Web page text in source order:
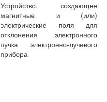
Устройство, создающее
магнитные и (или)
электрические поля для
отклонения электронного
пучка электронно-лучевого
прибора